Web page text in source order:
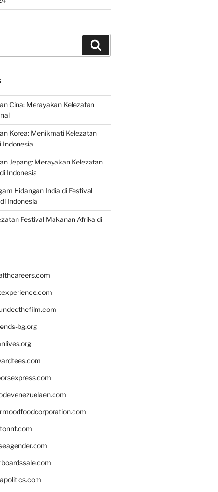
Cina: Merayakan Kelezatan
Korea: Menikmati Kelezatan
Indonesia
Jepang: Merayakan Kelezatan
Indonesia
Hidangan India di Festival
Indonesia
Festival Makanan Afrika di
bg.org